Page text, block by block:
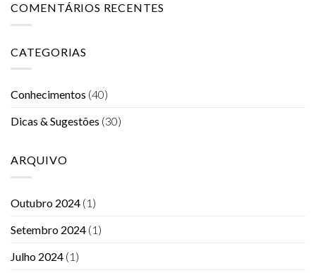
COMENTÁRIOS RECENTES
CATEGORIAS
Conhecimentos (40)
Dicas & Sugestões (30)
ARQUIVO
Outubro 2024 (1)
Setembro 2024 (1)
Julho 2024 (1)